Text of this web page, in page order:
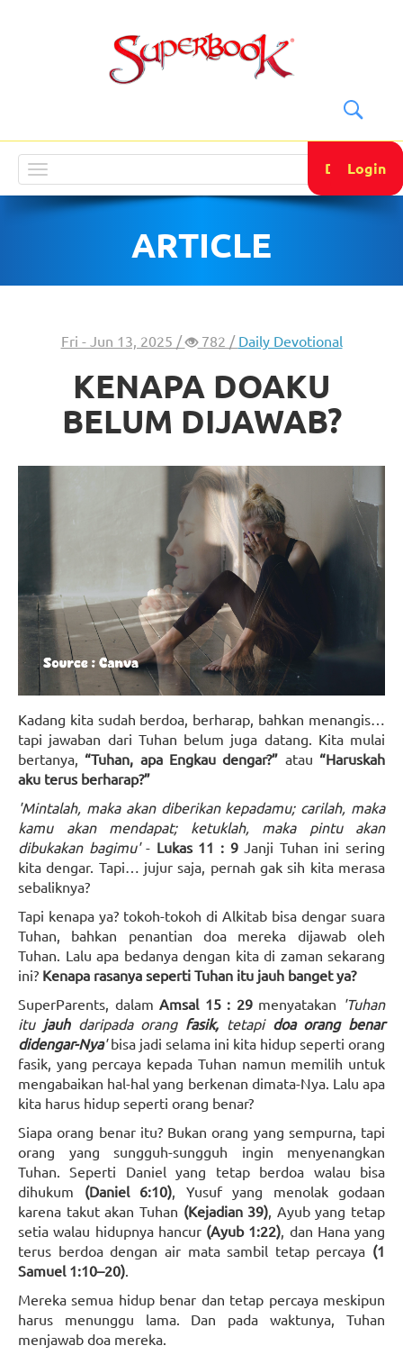
navigation
DONATE
Login
ARTICLE
Fri - Jun 13, 2025 / 782 / Daily Devotional
KENAPA DOAKU
BELUM DIJAWAB?
Kadang kita sudah berdoa, berharap, bahkan menangis…
tapi jawaban dari Tuhan belum juga datang. Kita mulai
bertanya, “Tuhan, apa Engkau dengar?” atau “Haruskah
aku terus berharap?”
'Mintalah, maka akan diberikan kepadamu; carilah, maka
kamu akan mendapat; ketuklah, maka pintu akan
dibukakan bagimu'- Lukas 11 : 9Janji Tuhan ini sering
kita dengar. Tapi… jujur saja, pernah gak sih kita merasa
sebaliknya?
Tapi kenapa ya? tokoh-tokoh di Alkitab bisa dengar suara
Tuhan, bahkan penantian doa mereka dijawab oleh
Tuhan. Lalu apa bedanya dengan kita di zaman sekarang
ini? Kenapa rasanya seperti Tuhan itu jauh banget ya?
SuperParents, dalamAmsal 15 : 29menyatakan 'Tuhan
itu jauhdaripada orang fasik, tetapi doa orang benar
didengar-Nya'bisa jadi selama ini kita hidup seperti orang
fasik, yang percaya kepada Tuhan namun memilih untuk
mengabaikan hal-hal yang berkenan dimata-Nya. Lalu apa
kita harus hidup seperti orang benar?
Siapa orang benar itu? Bukan orang yang sempurna, tapi
orang yang sungguh-sungguh ingin menyenangkan
Tuhan. Seperti Daniel yang tetap berdoa walau bisa
dihukum (Daniel 6:10), Yusuf yang menolak godaan
karena takut akan Tuhan (Kejadian 39), Ayub yang tetap
setia walau hidupnya hancur(Ayub 1:22), dan Hana yang
terus berdoa dengan air mata sambil tetap percaya (1
Samuel 1:10–20).
Mereka semua hidup benar dan tetap percaya meskipun
harus menunggu lama. Dan pada waktunya, Tuhan
menjawab doa mereka.